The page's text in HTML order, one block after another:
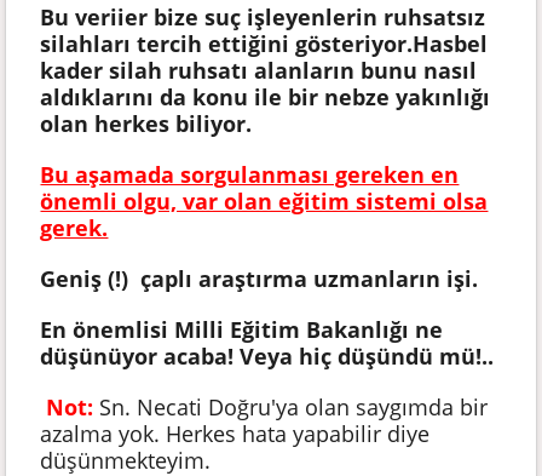
Bu veriier bize suç işleyenlerin ruhsatsız
silahları tercih ettiğini gösteriyor.Hasbel
kader silah ruhsatı alanların bunu nasıl
aldıklarını da konu ile bir nebze yakınlığı
olan herkes biliyor.
Bu aşamada sorgulanması gereken en
önemli olgu, var olan eğitim sistemi olsa
gerek.
Geniş (!) çaplı araştırma uzmanların işi.
En önemlisi Milli Eğitim Bakanlığı ne
düşünüyor acaba! Veya hiç düşündü mü!..
Not: Sn. Necati Doğru'ya olan saygımda bir
azalma yok. Herkes hata yapabilir diye
düşünmekteyim.